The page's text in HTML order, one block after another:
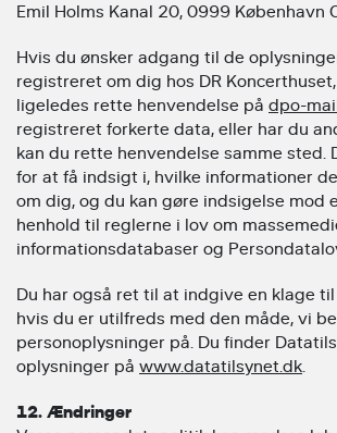
Emil Holms Kanal 20, 0999 København
Hvis du ønsker adgang til de
registreret om dig hos DR
ligeledes rette henvendelse på dpo-
registreret forkerte data, eller har du
kan du rette henvendelse samme sted.
for at få indsigt i, hvilke informationer
om dig, og du kan gøre indsigelse mod
henhold til reglerne i lov om
informationsdatabaser og
Du har også ret til at indgive en klage
hvis du er utilfreds med den måde, vi
personoplysninger på. Du finder
oplysninger på www.datatilsynet.dk.
12. Ændringer